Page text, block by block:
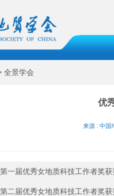
全景学会
优
来源 : 中
一届优秀女地质科技工作者奖
二届优秀女地质科技工作者奖